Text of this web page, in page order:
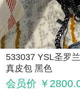
533037 YSL圣罗
真皮包 黑色
会员价 ￥